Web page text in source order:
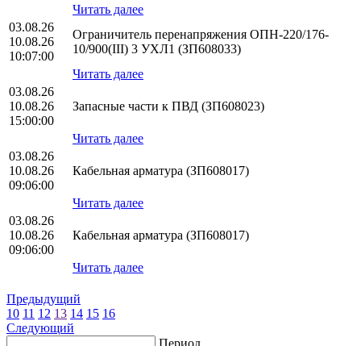
Читать далее
03.08.26
10.08.26
10:07:00
Ограничитель перенапряжения ОПН-220/176-
10/900(III) 3 УХЛ1 (ЗП608033)
Читать далее
03.08.26
10.08.26
15:00:00
Запасные части к ПВД (ЗП608023)
Читать далее
03.08.26
10.08.26
09:06:00
Кабельная арматура (ЗП608017)
Читать далее
03.08.26
10.08.26
09:06:00
Кабельная арматура (ЗП608017)
Читать далее
Предыдущий
10 11 12 13 14 15 16
Следующий
Период